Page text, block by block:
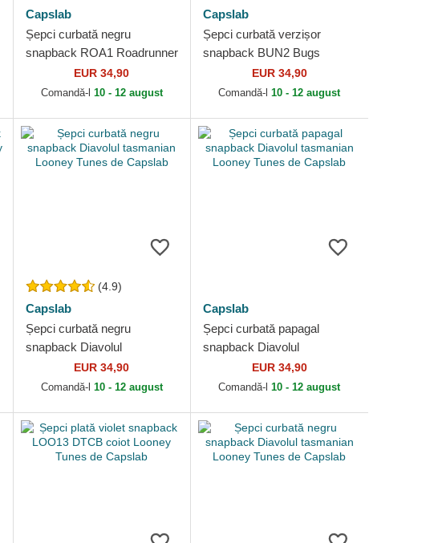
Capslab
Șepci curbată negru
snapback ROA1 Roadrunner
Looney Tunes de Capslab
EUR 34,90
Comandă-l 10 - 12 august
Capslab
Șepci curbată verzișor
snapback BUN2 Bugs
Bunny Looney Tunes de
Capslab
EUR 34,90
Comandă-l10 - 12 august
(4.9)
Capslab
Șepci curbată negru
snapback Diavolul
tasmanian Looney Tunes de
Capslab
EUR 34,90
Comandă-l 10 - 12 august
Capslab
Șepci curbată papagal
snapback Diavolul
tasmanian Looney Tunes de
Capslab
EUR 34,90
Comandă-l10 - 12 august